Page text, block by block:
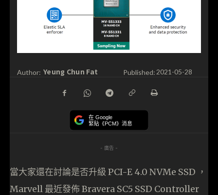
Author: Yeung Chun Fat Published:2021-05-28
在 Google
緊貼《PCM》消息
- 廣告 -
當大家還在討論是否升級 PCI-E 4.0 NVMe SSD ，
Marvell 最近發佈 Bravera SC5 SSD Controller